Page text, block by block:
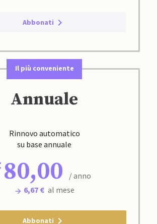
Abbonati
Il più conveniente
Annuale
Rinnovo automatico
su base annuale
80,00
/ anno
6,67 € al mese
Abbonati